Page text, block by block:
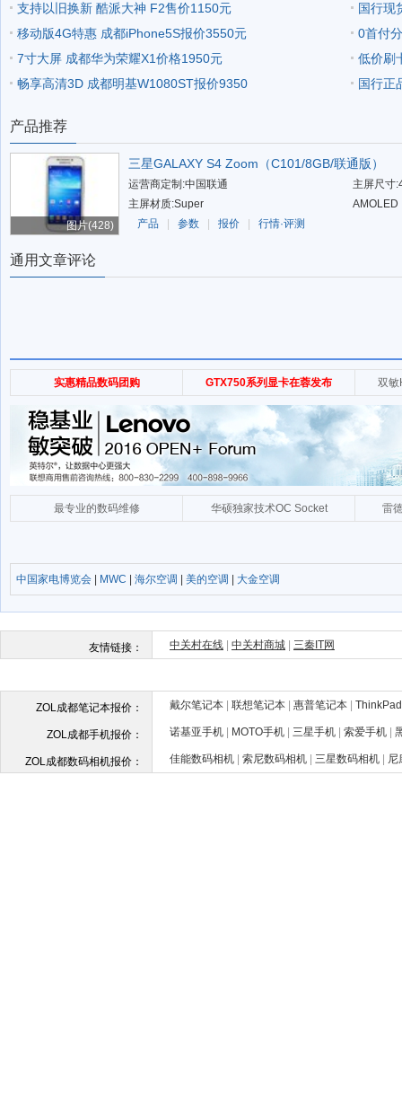
支持以旧换新 酷派大神 F2售价1150元
移动版4G特惠 成都iPhone5S报价3550元
7寸大屏 成都华为荣耀X1价格1950元
畅享高清3D 成都明基W1080ST报价9350
国行现
0首付
低价刷
国行正
产品推荐
图片(428)
三星GALAXY S4 Zoom（C101/8GB/联通版）
运营商定制:中国联通
主屏尺寸
主屏材质:Super
AMOLED
产品
参数 报价 行情·评测
通用文章评论
中国家电博览会 MWC 海尔空调 美的空调 大金空调
ZOL成都笔记本报价： 戴尔笔记本 联想笔记本 惠普笔记本
ZOL成都手机报价： 诺基亚手机 MOTO手机 三星手机 索爱手机
ZOL成都数码相机报价： 佳能数码相机 索尼数码相机 三星数码相机 尼